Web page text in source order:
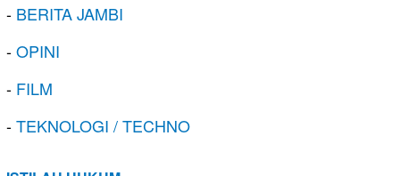
- BERITA JAMBI
-OPINI
- FILM
-TEKNOLOGI / TECHNO